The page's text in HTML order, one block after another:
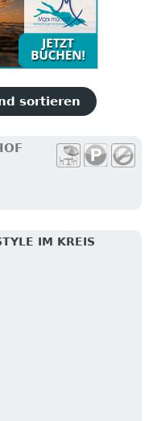
sortieren
IM KREIS